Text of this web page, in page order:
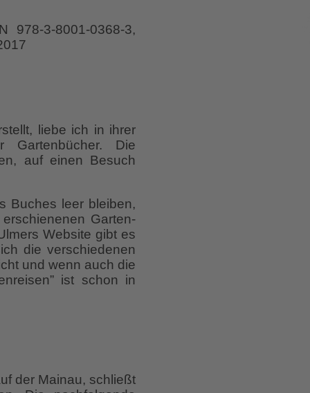
978-3-8001-0368-3,
liebe ich in ihrer
Die
auf einen Besuch
Buches leer bleiben,
Garten-
Website gibt es
die verschiedenen
und wenn auch die
ist schon in
der Mainau, schließt